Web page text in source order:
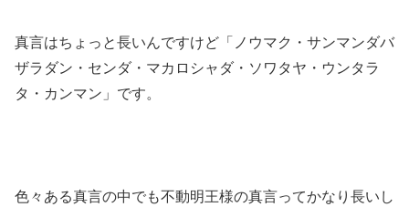
真言はちょっと長いんですけど「ノウマク・サンマンダバ
ザラダン・センダ・マカロシャダ・ソワタヤ・ウンタラ
タ・カンマン」です。
色々ある真言の中でも不動明王様の真言ってかなり長いし